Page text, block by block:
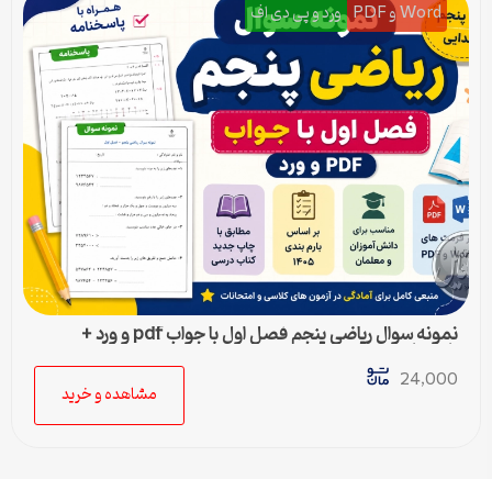
Word و PDF ورد و پی دی اف
نمونه سوال ریاضی پنجم فصل اول با جواب pdf و ورد +
پاسخنامه
24,000
مشاهده و خرید